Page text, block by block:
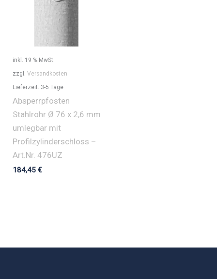
inkl. 19 % MwSt.
zzgl.Versandkosten
Lieferzeit: 3-5 Tage
Absperrpfosten
Stahlrohr Ø 76 x 2,6 mm
umlegbar mit
Profilzylinderschloss –
Art.Nr. 476UZ
184,45€